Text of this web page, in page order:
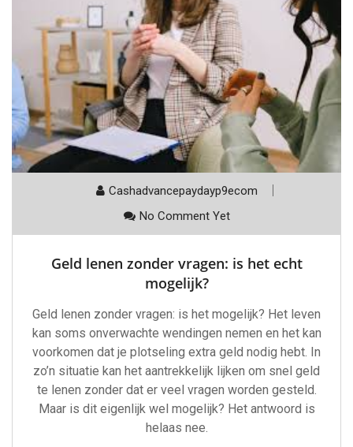
Cashadvancepaydayp9ecom
No Comment Yet
Geld lenen zonder vragen: is het echt
mogelijk?
Geld lenen zonder vragen: is het mogelijk? Het leven
kan soms onverwachte wendingen nemen en het kan
voorkomen dat je plotseling extra geld nodig hebt. In
zo’n situatie kan het aantrekkelijk lijken om snel geld
te lenen zonder dat er veel vragen worden gesteld.
Maar is dit eigenlijk wel mogelijk? Het antwoord is
helaas nee.